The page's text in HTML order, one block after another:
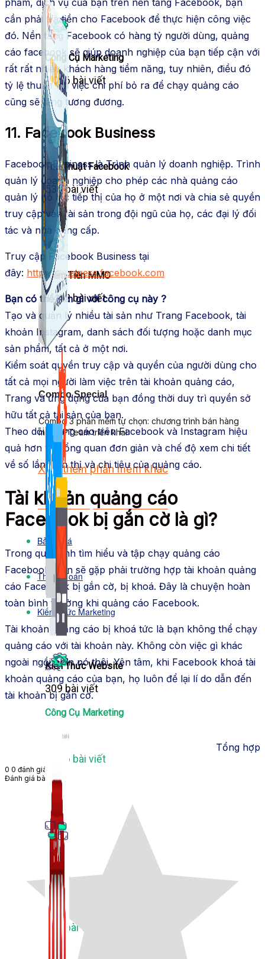
Công Cụ Marketing
1,066 bài viết
Thủ Thuật Facebook
536 bài viết
Kiếm Tiền MMO
1,422 bài viết
Kiến Thức Website
309 bài viết
Combo Special
Combo 3 phần mềm tự chọn: chương trình bán hàng
mà ATPTeam triển khai.
Xem thêm phần mềm khác
Xem thêm phần mềm khác
Bảng Giá
Thanh Toán
Kiến Thức Marketing
Công Cụ Marketing
1,066 bài viết
Thủ Thuật Facebook
536 bài viết
phẩm, dịch vụ của bạn trên nền tảng Facebook, bạn
cần phải trả tiền cho Facebook để thực hiện công việc
đó. Nền tảng Facebook có hàng tỷ người dùng, quảng
cáo facebook sẽ giúp doanh nghiệp của bạn tiếp cận với
rất rất nhiều khách hàng tiềm năng, tuy nhiên, điều đó
tỷ lệ thuận với việc chi phí bỏ ra để chạy quảng cáo
cũng sẽ tăng tương đương.
11. Facebook Business
Facebook Business là Trình quản lý doanh nghiệp. Trình
quản lý doanh nghiệp cho phép các nhà quảng cáo
quản lý nỗ lực tiếp thị của họ ở một nơi và chia sẻ quyền
truy cập vào tài sản trong đội ngũ của họ, các đại lý đối
tác và nhà cung cấp.
Truy cập Facebook Business tại
đây: https://business.facebook.com
Bạn có thể làm gì với công cụ này ?
Tạo và quản lý nhiều tài sản như Trang Facebook, tài
khoản Instagram, danh sách đối tượng hoặc danh mục
sản phẩm, tất cả ở một nơi.
Kiểm soát quyền truy cập và quyền của người dùng cho
tất cả mọi người làm việc trên tài khoản quảng cáo,
Trang và ứng dụng của bạn đồng thời duy trì quyền sở
hữu tất cả tài sản của bạn.
Theo dõi quảng cáo trên Facebook và Instagram hiệu
quả hơn với tổng quan đơn giản và chế độ xem chi tiết
về số lần hiển thị và chi tiêu của quảng cáo.
Tài khoản quảng cáo
Facebook bị gắn cờ là gì?
Trong quá trình tìm hiểu và tập chạy quảng cáo
Facebook, bạn sẽ gặp phải trường hợp tài khoản quảng
cáo Facebook bị gắn cờ, bị khoá. Đây là chuyện hoàn
toàn bình thường khi quảng cáo Facebook.
Tài khoản quảng cáo bị khoá tức là bạn không thể chạy
quảng cáo với tài khoản này. Không còn việc gì khác
ngoài ngồi nhìn nó thôi. Yên tâm, khi Facebook khoá tài
khoản quảng cáo của bạn, họ luôn để lại lí do dẫn đến
tài khoản bị gắn cờ.​
Tổng hợp
0 0 đánh giá
Đánh giá bài viết